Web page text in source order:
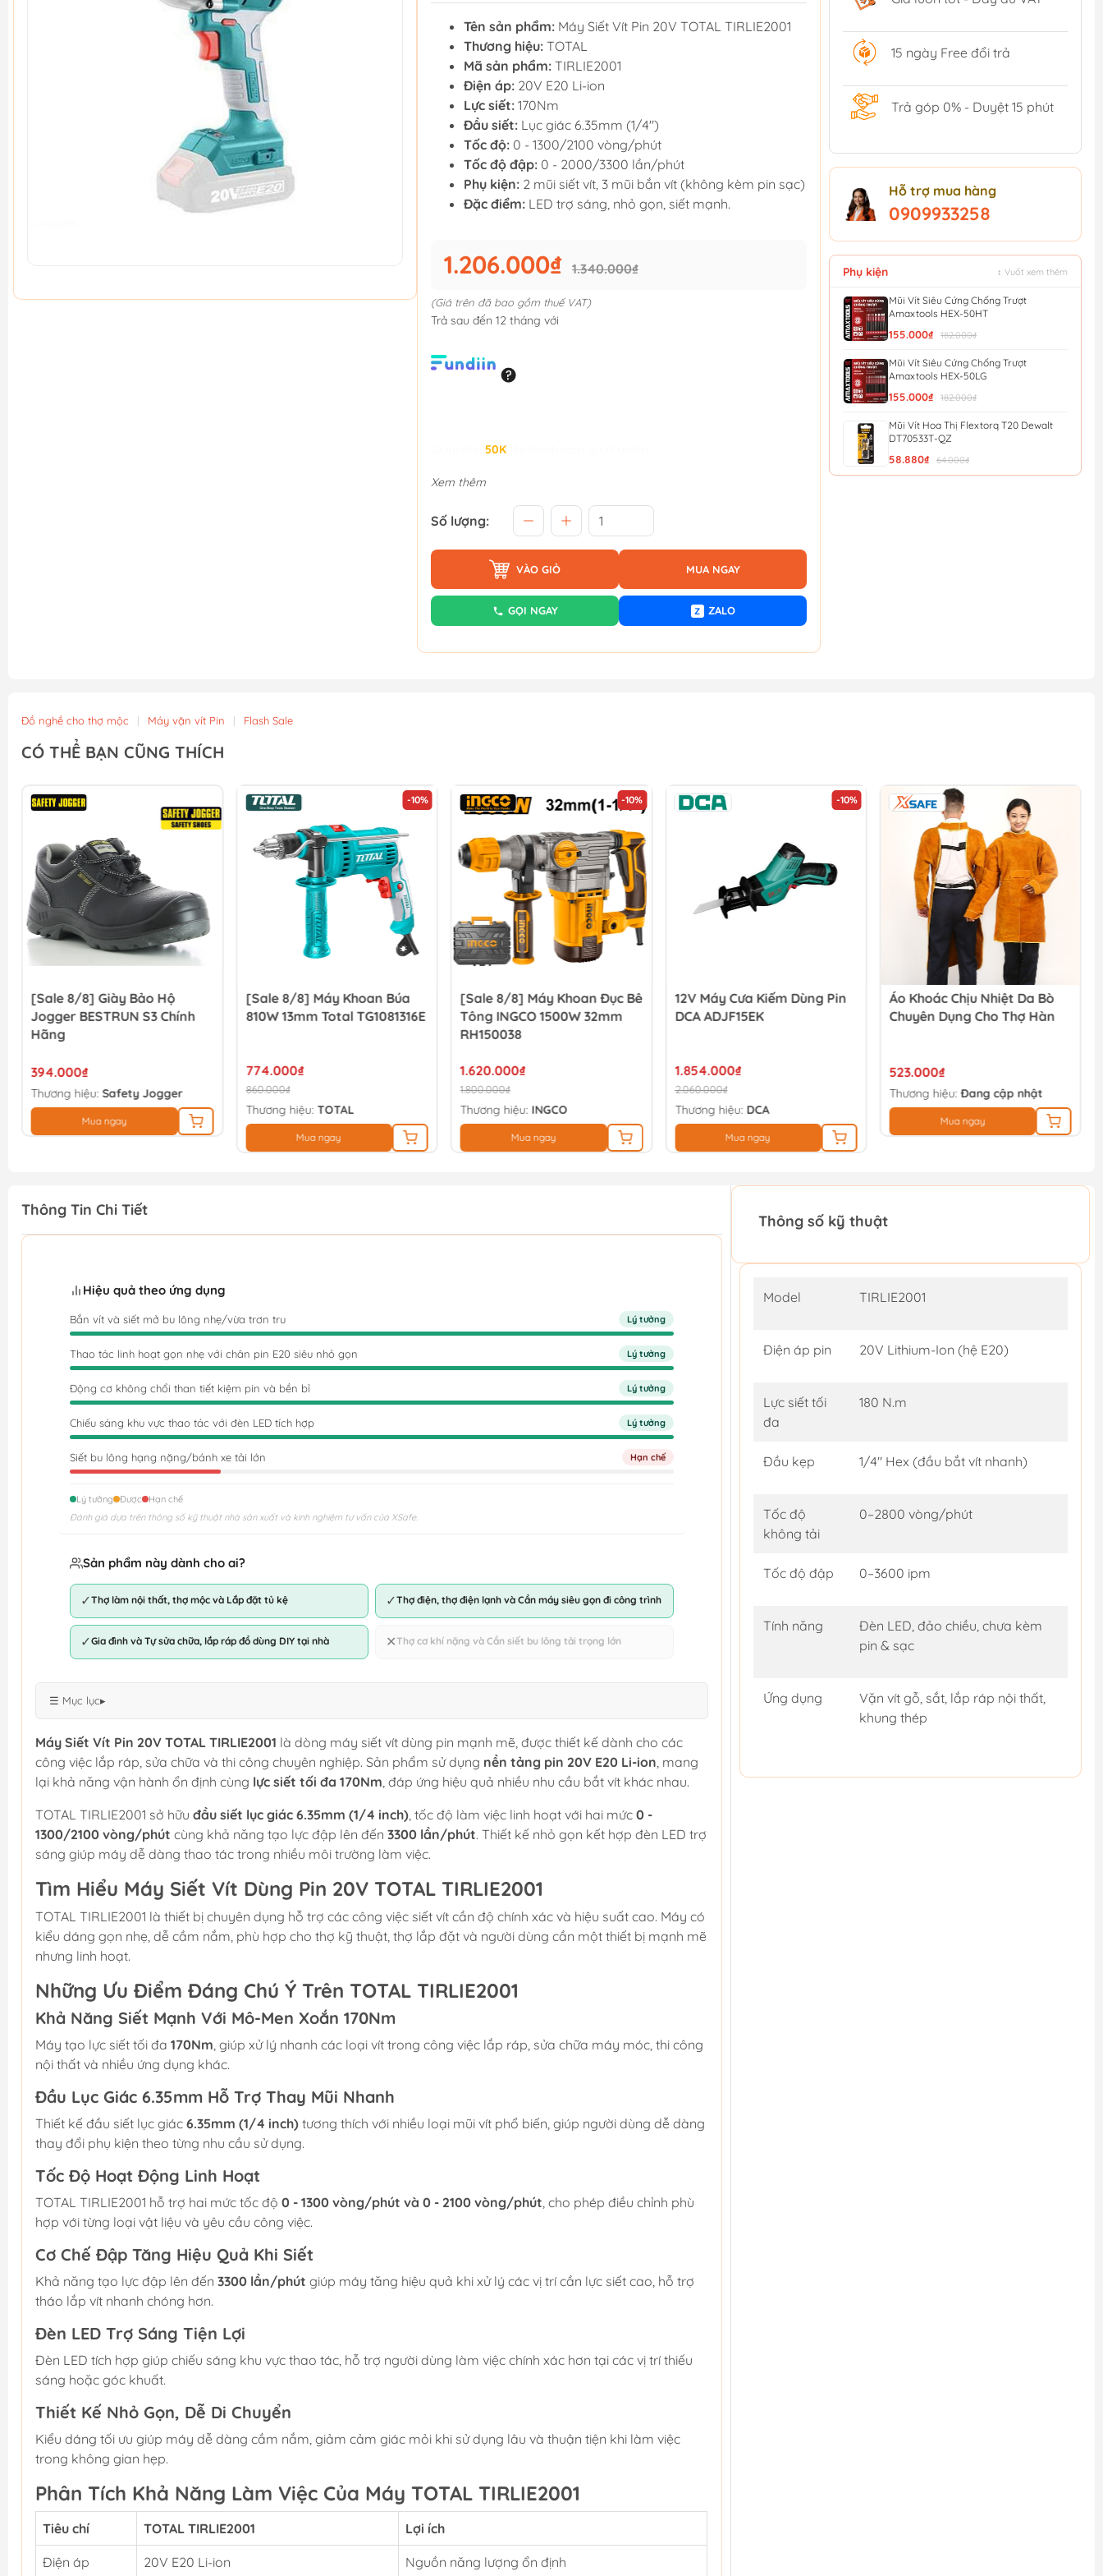
Tên sản phẩm: Máy Siết Vít Pin 20V TOTAL TIRLIE2001
Thương hiệu: TOTAL
Mã sản phẩm: TIRLIE2001
Điện áp: 20V E20 Li-ion
Lực siết: 170Nm
Đầu siết: Lục giác 6.35mm (1/4")
Tốc độ: 0 - 1300/2100 vòng/phút
Tốc độ đập: 0 - 2000/3300 lần/phút
Phụ kiện: 2 mũi siết vít, 3 mũi bắn vít (không kèm pin sạc)
Đặc điểm: LED trợ sáng, nhỏ gọn, siết mạnh.
1.206.000₫ 1.340.000₫
(Giá trên đã bao gồm thuế VAT)
Trả sau đến 12 tháng với
50K
Xem thêm
Số lượng:
VÀO GIỎ MUA NGAY
GỌI NGAY Z ZALO
15 ngày Free đổi trả
Trả góp 0% - Duyệt 15 phút
Hỗ trợ mua hàng
0909933258
Phụ kiện ↕ Vuốt xem thêm
Mũi Vít Siêu Cứng Chống Trượt
Amaxtools HEX-50HT
155.000₫ 182.000₫
Mũi Vít Siêu Cứng Chống Trượt
Amaxtools HEX-50LG
155.000₫ 182.000₫
Mũi Vít Hoa Thị Flextorq T20 Dewalt
DT70533T-QZ
58.880₫ 64.000₫
Đồ nghề cho thợ mộc | Máy vặn vít Pin | Flash Sale
CÓ THỂ BẠN CŨNG THÍCH
[Sale 8/8] Giày Bảo Hộ
Jogger BESTRUN S3 Chính
Hãng
394.000₫
Thương hiệu: Safety Jogger
Mua ngay
-10%
[Sale 8/8] Máy Khoan Búa
810W 13mm Total TG1081316E
774.000₫
860.000₫
Thương hiệu: TOTAL
Mua ngay
-10%
[Sale 8/8] Máy Khoan Đục Bê
Tông INGCO 1500W 32mm
RH150038
1.620.000₫
1.800.000₫
Thương hiệu: INGCO
Mua ngay
-10%
12V Máy Cưa Kiếm Dùng Pin
DCA ADJF15EK
1.854.000₫
2.060.000₫
Thương hiệu: DCA
Mua ngay
Áo Khoác Chịu Nhiệt Da Bò
Chuyên Dụng Cho Thợ Hàn
523.000₫
Thương hiệu:Đang cập nhật
Mua ngay
Thông Tin Chi Tiết
Hiệu quả theo ứng dụng
Bắn vít và siết mở bu lông nhẹ/vừa trơn tru Lý tưởng
Thao tác linh hoạt gọn nhẹ với chân pin E20 siêu nhỏ gọn Lý tưởng
Động cơ không chổi than tiết kiệm pin và bền bỉ Lý tưởng
Chiếu sáng khu vực thao tác với đèn LED tích hợp Lý tưởng
Siết bu lông hạng nặng/bánh xe tải lớn Hạn chế
Lý tưởng Được
Hạn chế
Đánh giá dựa trên thông số kỹ thuật nhà sản xuất và kinh nghiệm tư vấn của XSafe.
Sản phẩm này dành cho ai?
✓Thợ làm nội thất, thợ mộc và Lắp đặt tủ kệ ✓Thợ điện, thợ điện lạnh và Cần máy siêu gọn đi công trình
✓Gia đình và Tự sửa chữa, lắp ráp đồ dùng DIY tại nhà ✕Thợ cơ khí nặng và Cần siết bu lông tải trọng lớn
☰ Mục lục▸
Máy Siết Vít Pin 20V TOTAL TIRLIE2001 là dòng máy siết vít dùng pin mạnh mẽ, được thiết kế dành cho các
công việc lắp ráp, sửa chữa và thi công chuyên nghiệp. Sản phẩm sử dụng nền tảng pin 20V E20 Li-ion, mang
lại khả năng vận hành ổn định cùng lực siết tối đa 170Nm, đáp ứng hiệu quả nhiều nhu cầu bắt vít khác nhau.
TOTAL TIRLIE2001 sở hữu đầu siết lục giác 6.35mm (1/4 inch), tốc độ làm việc linh hoạt với hai mức 0 -
1300/2100 vòng/phút cùng khả năng tạo lực đập lên đến 3300 lần/phút. Thiết kế nhỏ gọn kết hợp đèn LED trợ
sáng giúp máy dễ dàng thao tác trong nhiều môi trường làm việc.
Tìm Hiểu Máy Siết Vít Dùng Pin 20V TOTAL TIRLIE2001
TOTAL TIRLIE2001 là thiết bị chuyên dụng hỗ trợ các công việc siết vít cần độ chính xác và hiệu suất cao. Máy có
kiểu dáng gọn nhẹ, dễ cầm nắm, phù hợp cho thợ kỹ thuật, thợ lắp đặt và người dùng cần một thiết bị mạnh mẽ
nhưng linh hoạt.
Những Ưu Điểm Đáng Chú Ý Trên TOTAL TIRLIE2001
Khả Năng Siết Mạnh Với Mô-Men Xoắn 170Nm
Máy tạo lực siết tối đa 170Nm, giúp xử lý nhanh các loại vít trong công việc lắp ráp, sửa chữa máy móc, thi công
nội thất và nhiều ứng dụng khác.
Đầu Lục Giác 6.35mm Hỗ Trợ Thay Mũi Nhanh
Thiết kế đầu siết lục giác 6.35mm (1/4 inch) tương thích với nhiều loại mũi vít phổ biến, giúp người dùng dễ dàng
thay đổi phụ kiện theo từng nhu cầu sử dụng.
Tốc Độ Hoạt Động Linh Hoạt
TOTAL TIRLIE2001 hỗ trợ hai mức tốc độ 0 - 1300 vòng/phút và 0 - 2100 vòng/phút, cho phép điều chỉnh phù
hợp với từng loại vật liệu và yêu cầu công việc.
Cơ Chế Đập Tăng Hiệu Quả Khi Siết
Khả năng tạo lực đập lên đến 3300 lần/phút giúp máy tăng hiệu quả khi xử lý các vị trí cần lực siết cao, hỗ trợ
tháo lắp vít nhanh chóng hơn.
Đèn LED Trợ Sáng Tiện Lợi
Đèn LED tích hợp giúp chiếu sáng khu vực thao tác, hỗ trợ người dùng làm việc chính xác hơn tại các vị trí thiếu
sáng hoặc góc khuất.
Thiết Kế Nhỏ Gọn, Dễ Di Chuyển
Kiểu dáng tối ưu giúp máy dễ dàng cầm nắm, giảm cảm giác mỏi khi sử dụng lâu và thuận tiện khi làm việc
trong không gian hẹp.
Phân Tích Khả Năng Làm Việc Của Máy TOTAL TIRLIE2001
Tiêu chí TOTAL TIRLIE2001 Lợi ích
Điện áp 20V E20 Li-ion Nguồn năng lượng ổn định
Thông số kỹ thuật
Model TIRLIE2001
Điện áp pin 20V Lithium-Ion (hệ E20)
Lực siết tối
đa
180 N.m
Đầu kẹp 1/4" Hex (đầu bắt vít nhanh)
Tốc độ
không tải
0–2800 vòng/phút
Tốc độ đập 0–3600 ipm
Tính năng
Đèn LED, đảo chiều, chưa kèm
pin & sạc
Ứng dụng
Vặn vít gỗ, sắt, lắp ráp nội thất,
khung thép